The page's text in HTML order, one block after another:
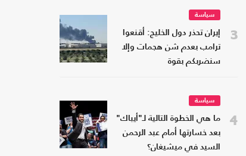
3
سياسة
إيران تحذر دول الخليج: أقنعوا
ترامب بعدم شن هجمات وإلا
سنضربكم بقوة
4
سياسة
ما هي الخطوة التالية لـ"أيباك"
بعد خسارتها أمام عبد الرحمن
السيد في ميشيغان؟